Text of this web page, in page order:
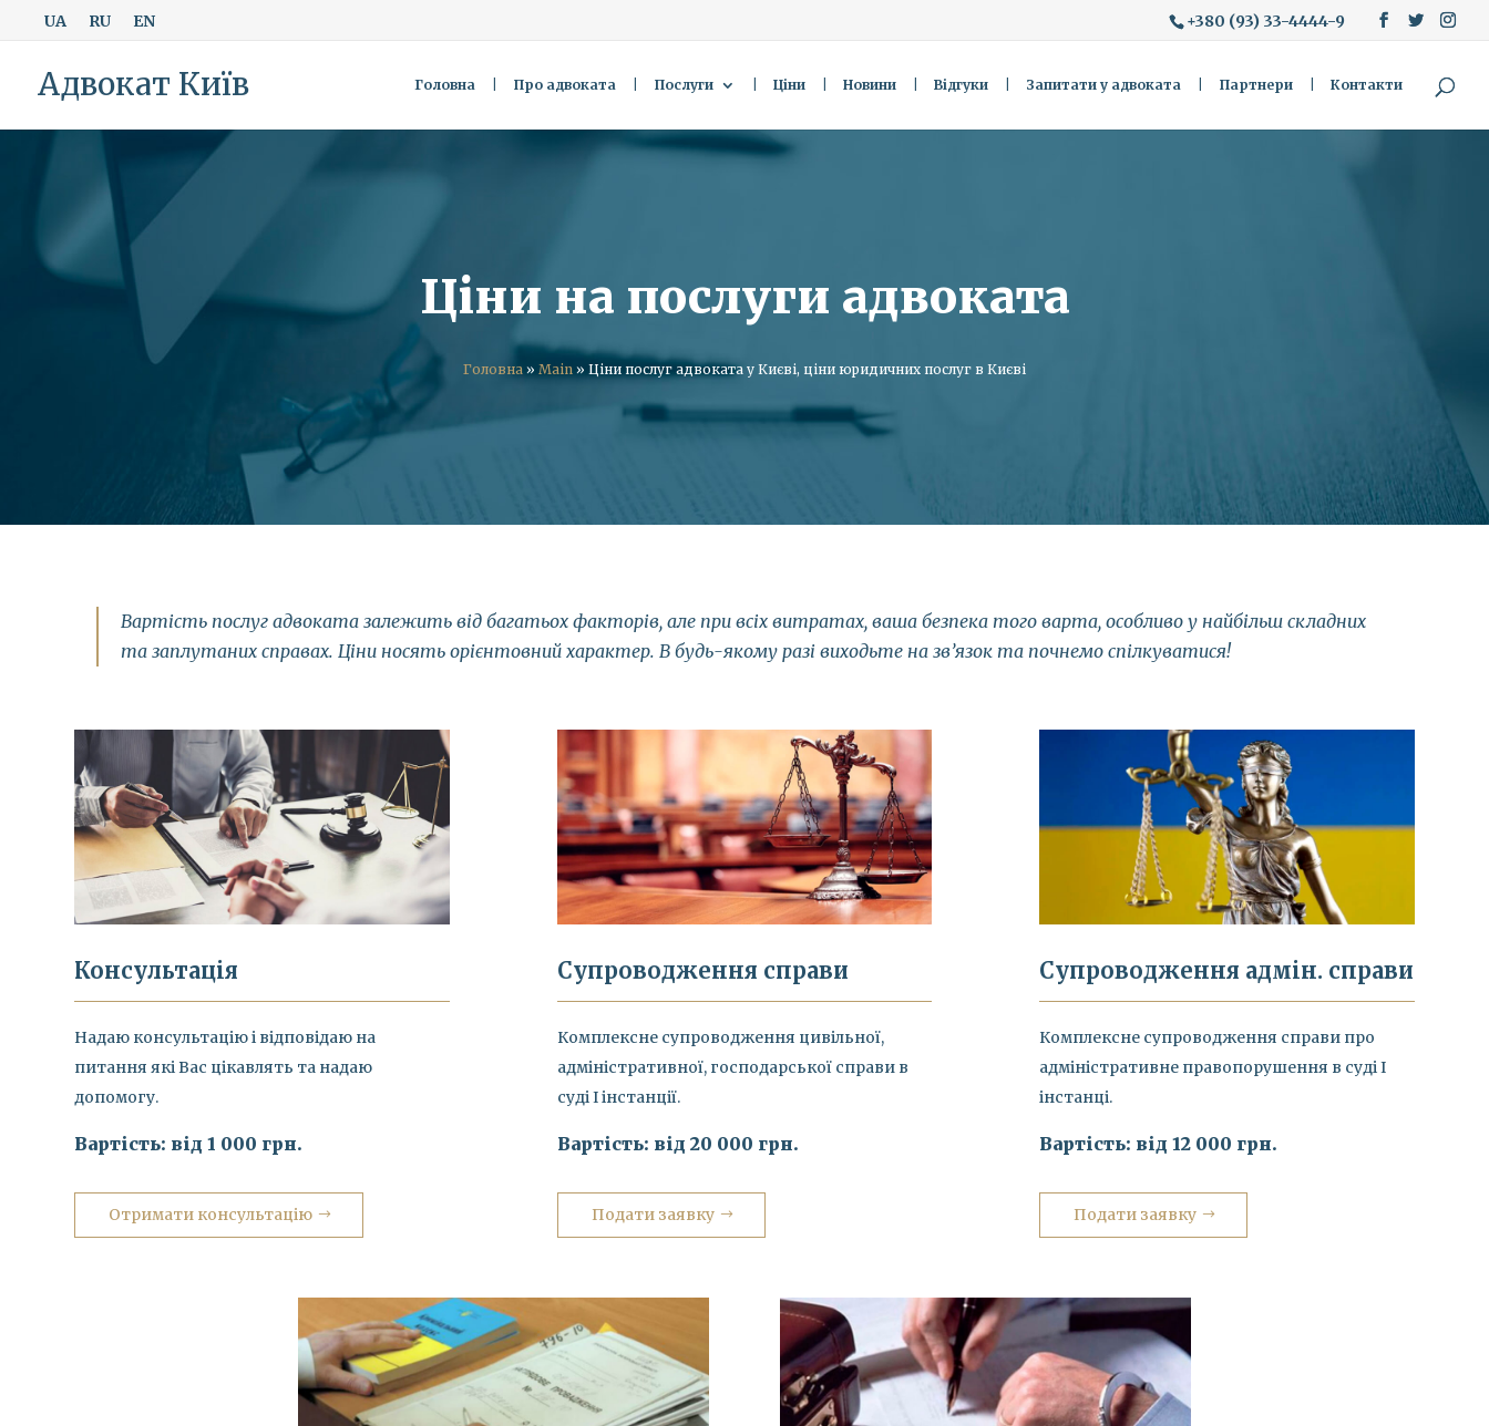
UA RU EN +380 (93) 33-4444-9
Адвокат Київ Головна Про адвоката Послуги Ціни Новини Відгуки Запитати у адвоката Партнери Контакти
Ціни на послуги адвоката
Головна » Main » Ціни послуг адвоката у Києві, ціни юридичних послуг в Києві
Вартість послуг адвоката залежить від багатьох факторів, але при всіх витратах, ваша безпека того варта, особливо у найбільш складних
та заплутаних справах. Ціни носять орієнтовний характер. В будь-якому разі виходьте на зв’язок та почнемо спілкуватися!
Консультація
Надаю консультацію і відповідаю на
питання які Вас цікавлять та надаю
допомогу.
Вартість: від 1 000 грн.
Отримати консультацію
Супроводження справи
Комплексне супроводження цивільної,
адміністративної, господарської справи в
суді І інстанції.
Вартість: від 20 000 грн.
Подати заявку
Супроводження адмін. справи
Комплексне супроводження справи про
адміністративне правопорушення в суді І
інстанці.
Вартість: від 12 000 грн.
Подати заявку